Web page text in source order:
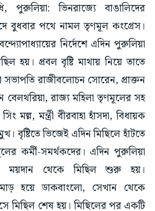
পুরুলিয়া: ভিনরাজ্যে বাঙালিদের
বুধবার পথে নামল তৃণমূল কংগ্রেস।
নির্দেশে এদিন পুরুলিয়া
হয়। প্রবল বৃষ্টি মাথায় নিয়ে তাতে
রাজীবলোচন সোরেন, প্রাক্তন
রাজ্য মহিলা তৃণমূলের সহ
মল্ল, মন্ত্রী বীরবাহা হাঁসদা, বিধায়ক
বৃষ্টিতে ভিজেই এদিন মিছিলে হাঁটতে
কর্মী-সমর্থকদের। এদিন পুরুলিয়া
ময়দান থেকে মিছিল শুরু হয়।
হয়ে ডাকবাংলো, সেখান থেকে
এসে মিছিল শেষ হয়। মিছিলের পর একটি